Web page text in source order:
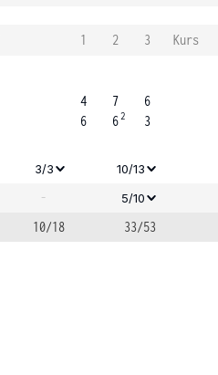
1 2 3
Kurs
4
6
7
62
6
3
3/3
10/13
- 5/10
10/18 33/53